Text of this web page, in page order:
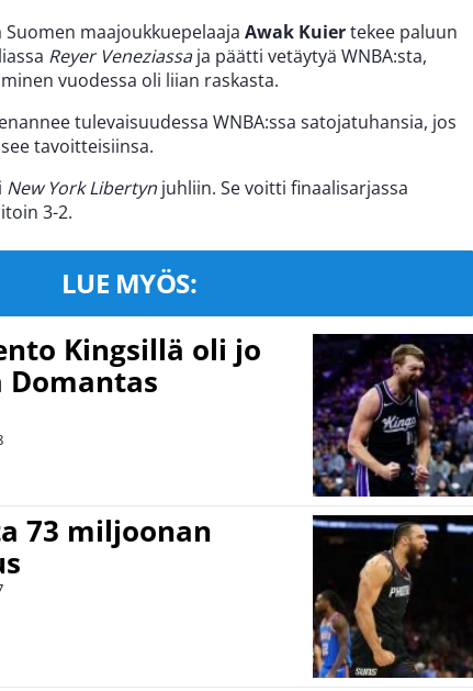
maajoukkuepelaaja Awak Kuiertekee paluun
Reyer Veneziassaja päätti vetäytyä WNBA:sta,
vuodessa oli liian raskasta.
tulevaisuudessa WNBA:ssa satojatuhansia, jos
tavoitteisiinsa.
New York Libertyn juhliin. Se voitti finaalisarjassa
3-2.
LUE MYÖS:
Kingsillä oli jo
73 miljoonan